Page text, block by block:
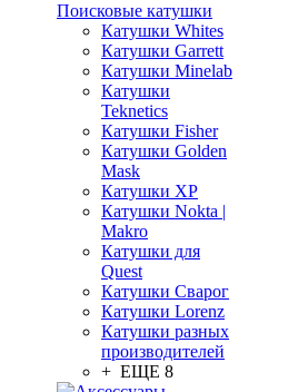
Поисковые катушки
Катушки Whites
Катушки Garrett
Катушки Minelab
Катушки
Teknetics
Катушки Fisher
Катушки Golden
Mask
Катушки XP
Катушки Nokta |
Makro
Катушки для
Quest
Катушки Сварог
Катушки Lorenz
Катушки разных
производителей
+ ЕЩЕ 8